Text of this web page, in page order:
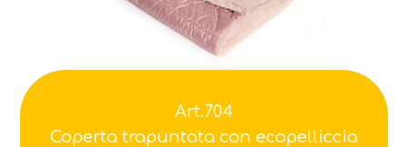
Art.704
Coperta trapuntata con ecopelliccia